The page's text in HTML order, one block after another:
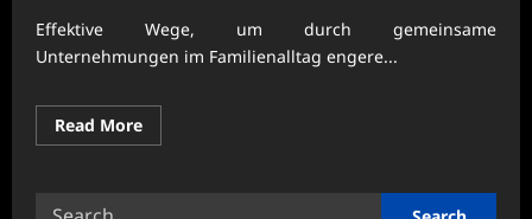
Effektive Wege, um durch gemeinsame
Unternehmungen im Familienalltag engere...
Read MoreRead
more
Search